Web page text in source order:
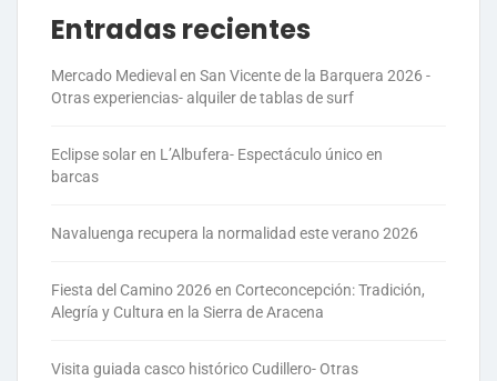
Entradas recientes
Mercado Medieval en San Vicente de la Barquera 2026 -
Otras experiencias- alquiler de tablas de surf
Eclipse solar en L’Albufera- Espectáculo único en
barcas
Navaluenga recupera la normalidad este verano 2026
Fiesta del Camino 2026 en Corteconcepción: Tradición,
Alegría y Cultura en la Sierra de Aracena
Visita guiada casco histórico Cudillero- Otras